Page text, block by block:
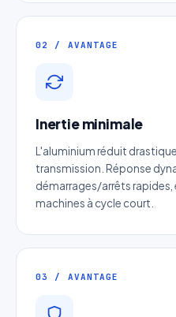
02 / AVANTAGE
Inertie minimale
L'aluminium réduit
transmission. Réponse
démarrages/arrêts rapides,
machines à cycle court.
03 / AVANTAGE